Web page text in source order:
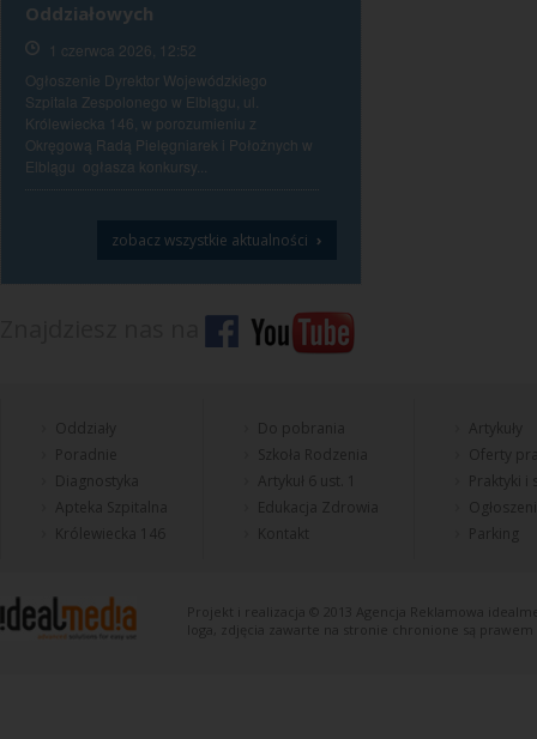
Oddziałowych
1 czerwca 2026, 12:52
Ogłoszenie Dyrektor Wojewódzkiego
Szpitala Zespolonego w Elblągu, ul.
Królewiecka 146, w porozumieniu z
Okręgową Radą Pielęgniarek i Położnych w
Elblągu ogłasza konkursy...
zobacz wszystkie aktualności ›
Poradnie
Diagnostyka
Apteka Szpitalna
Królewiecka 146
Do pobrania
Artykuł 6 ust. 1
Edukacja Zdrowia
Artykuły
Oferty
Praktyki
Parking
Projekt i realizacja © 2013 Agencja Reklamowa
loga, zdjęcia zawarte na stronie chronione są